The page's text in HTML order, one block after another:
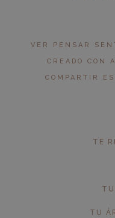
VER PENSAR
CREADO CON
COMPARTIR
TE
TU